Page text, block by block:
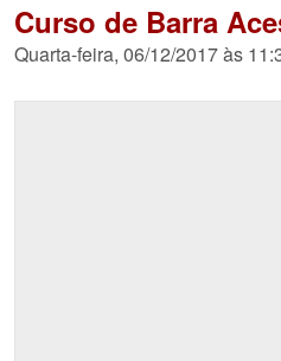
Curso de Barra
Quarta-feira, 06/12/2017 às